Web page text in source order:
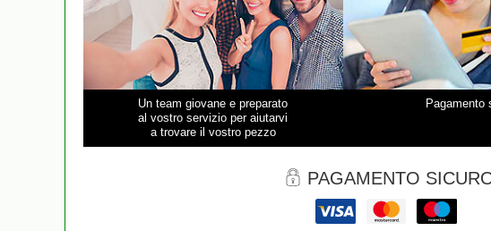
Un team giovane e preparato
al vostro servizio per aiutarvi
a trovare il vostro pezzo
Pagamento
PAGAMENTO